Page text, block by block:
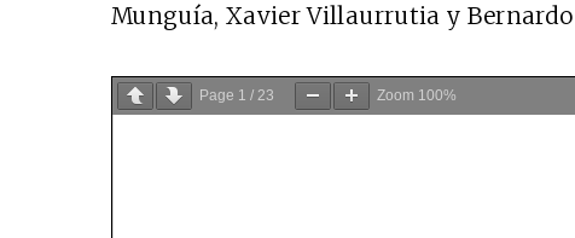
Munguía, Xavier Villaurrutia y
Page 1 / 23 Zoom 100%